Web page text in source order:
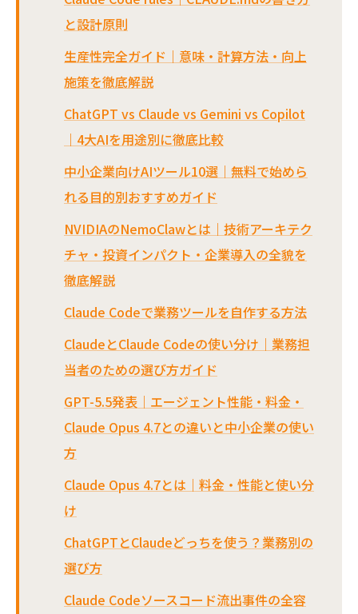
と設計原則
生産性完全ガイド｜意味・計算方法・向上
施策を徹底解説
ChatGPT vs Claude vs Gemini vs Copilot
｜4大AIを用途別に徹底比較
中小企業向けAIツール10選｜無料で始めら
れる目的別おすすめガイド
NVIDIAのNemoClawとは｜技術アーキテク
チャ・投資インパクト・企業導入の全貌を
徹底解説
Claude Codeで業務ツールを自作する方法
ClaudeとClaude Codeの使い分け｜業務担
当者のための選び方ガイド
GPT-5.5発表｜エージェント性能・料金・
Claude Opus 4.7との違いと中小企業の使い
方
Claude Opus 4.7とは｜料金・性能と使い分
け
ChatGPTとClaudeどっちを使う？業務別の
選び方
Claude Codeソースコード流出事件の全容